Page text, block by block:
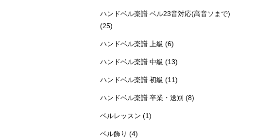
ハンドベル楽譜 ベル23音対応(高音ソまで)
(25)
ハンドベル楽譜 上級 (6)
ハンドベル楽譜 中級 (13)
ハンドベル楽譜 初級 (11)
ハンドベル楽譜 卒業・送別 (8)
ベルレッスン (1)
ベル飾り (4)